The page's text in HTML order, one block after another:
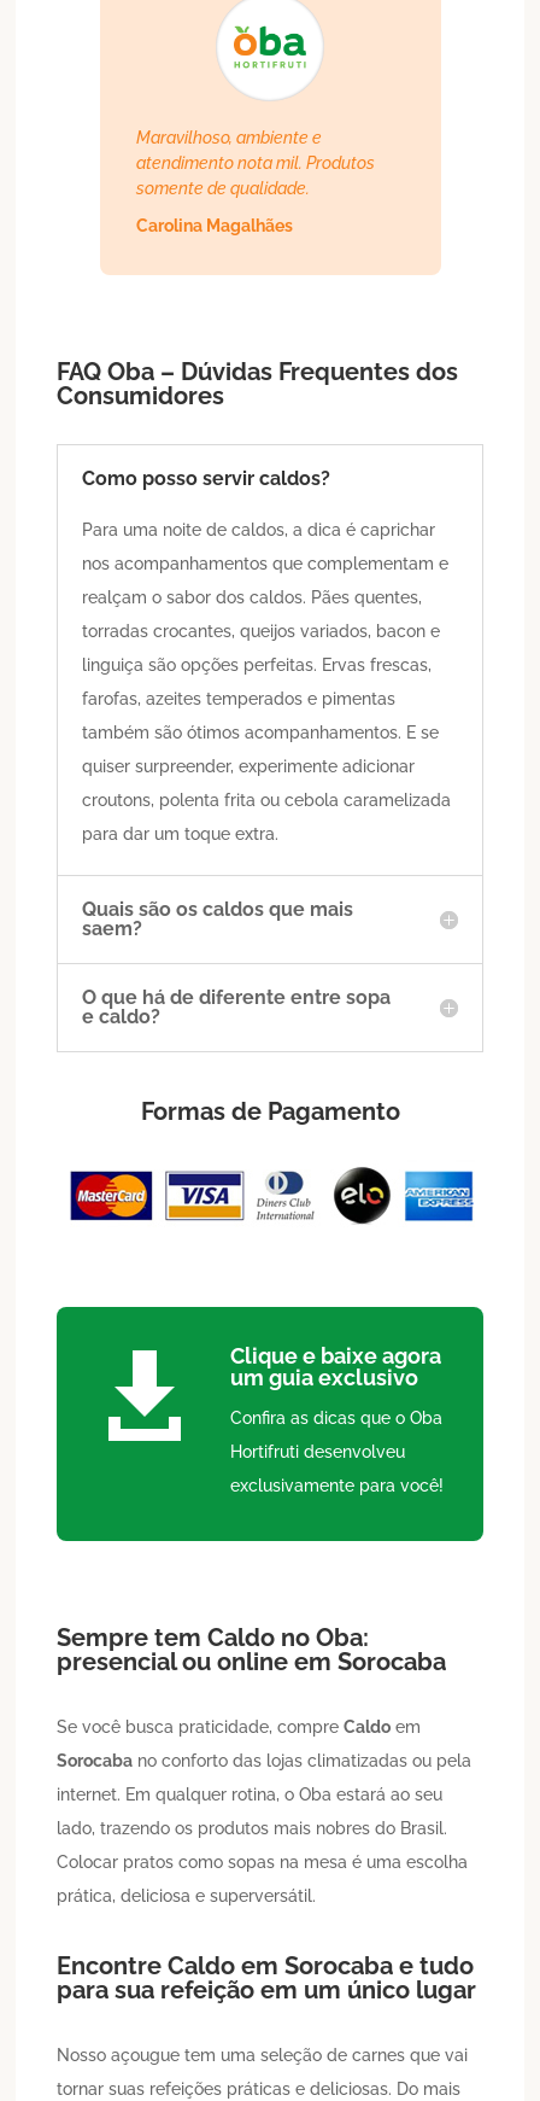
Maravilhoso, ambiente e
atendimento nota mil. Produtos
somente de qualidade.
Carolina Magalhães
FAQ Oba – Dúvidas Frequentes dos
Consumidores
Como posso servir caldos?
Para uma noite de caldos, a dica é caprichar
nos acompanhamentos que complementam e
realçam o sabor dos caldos. Pães quentes,
torradas crocantes, queijos variados, bacon e
linguiça são opções perfeitas. Ervas frescas,
farofas, azeites temperados e pimentas
também são ótimos acompanhamentos. E se
quiser surpreender, experimente adicionar
croutons, polenta frita ou cebola caramelizada
para dar um toque extra.
Quais são os caldos que mais
saem?
O que há de diferente entre sopa
e caldo?
Formas de Pagamento

Clique e baixe agora
um guia exclusivo
Confira as dicas que o Oba
Hortifruti desenvolveu
exclusivamente para você!
Sempre temCaldo no Oba:
presencial ou online emSorocaba
Se você busca praticidade, compreCaldo em
Sorocaba no conforto das lojas climatizadas ou pela
internet. Em qualquer rotina, o Oba estará ao seu
lado, trazendo os produtos mais nobres do Brasil.
Colocar pratos como sopas na mesa é uma escolha
prática, deliciosa e superversátil.
EncontreCaldo emSorocaba e tudo
para sua refeição em um único lugar
Nosso açougue tem uma seleção de carnes que vai
tornar suas refeições práticas e deliciosas. Do mais